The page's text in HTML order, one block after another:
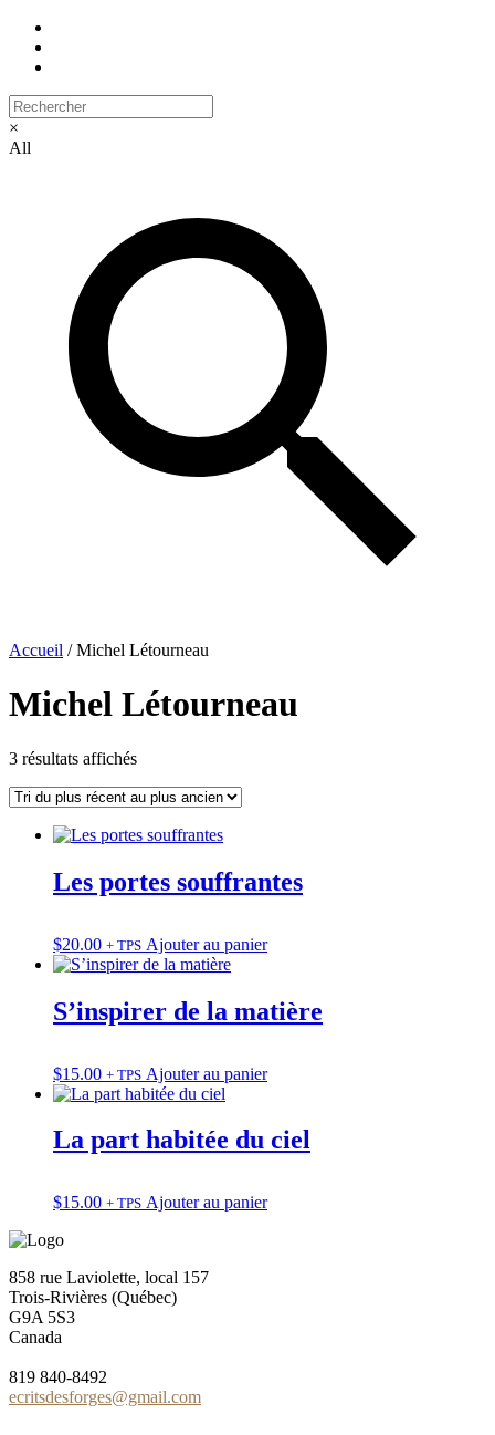
×
All
Accueil / Michel Létourneau
Michel Létourneau
3 résultats affichésTrié
plus
au
ancien
Les portes souffrantes
$20.00 + TPS Ajouter au panier
S’inspirer de la matière
$15.00 + TPS Ajouter au panier
La part habitée du ciel
$15.00 + TPS Ajouter au panier
858 rue Laviolette, local 157
Trois-Rivières (Québec)
G9A 5S3
Canada
819 840-8492
ecritsdesforges@gmail.com